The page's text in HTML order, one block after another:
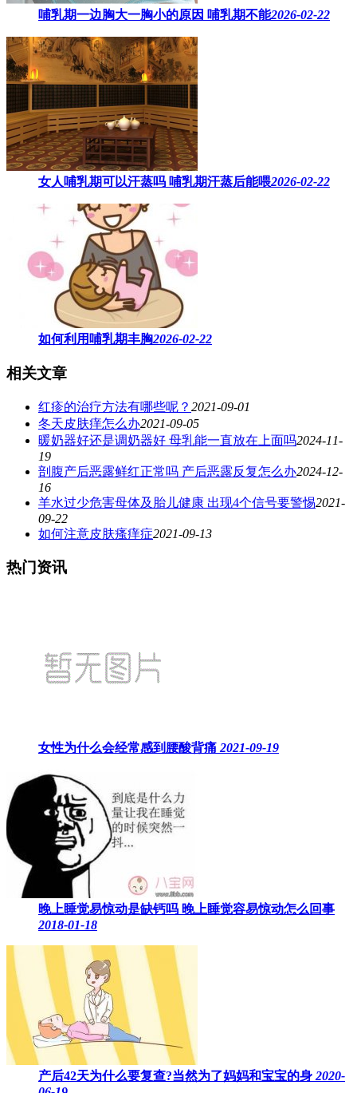
哺乳期一边胸大一胸小的原因​ 哺乳期不能2026-02-22
女人哺乳期可以汗蒸吗 ​哺乳期汗蒸后能喂2026-02-22
如何利用哺乳期丰胸2026-02-22
相关文章
红疹的治疗方法有哪些呢？ 2021-09-01
冬天皮肤痒怎么办2021-09-05
暖奶器好还是调奶器好 ​母乳能一直放在上面吗2024-11-
19
剖腹产后恶露鲜红正常吗 产后恶露反复怎么办2024-12-
16
羊水过少危害母体及胎儿健康 出现4个信号要警惕2021-
09-22
如何注意皮肤瘙痒症2021-09-13
热门资讯
女性为什么会经常感到腰酸背痛 2021-09-19
晚上睡觉易惊动是缺钙吗 晚上睡觉容易惊动怎么回事
2018-01-18
产后42天为什么要复查?当然为了妈妈和宝宝的身 2020-